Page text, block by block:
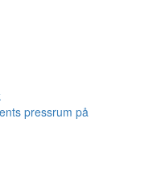
pressrum på